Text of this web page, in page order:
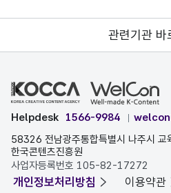
관련기관 바
Helpdesk 1566-9984
58326 전남광주통합특별시 나주시
한국콘텐츠진흥원
사업자등록번호 105-82-17272
개인정보처리방침
이용약관